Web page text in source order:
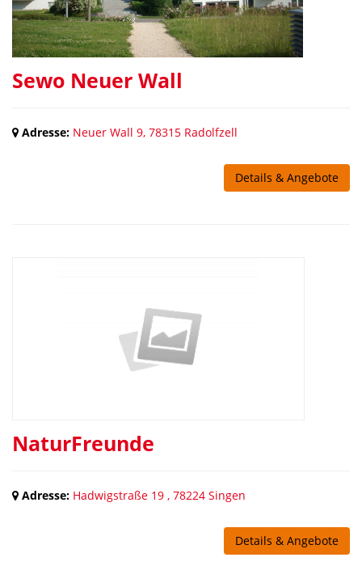
Sewo Neuer Wall
Adresse: Neuer Wall 9, 78315 Radolfzell
Details & Angebote
NaturFreunde
Adresse: Hadwigstraße 19 , 78224 Singen
Details & Angebote